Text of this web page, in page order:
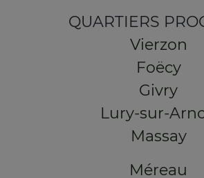
QUARTIERS
Vierzon
Foëcy
Givry
Lury-sur-
Massay
Méreau